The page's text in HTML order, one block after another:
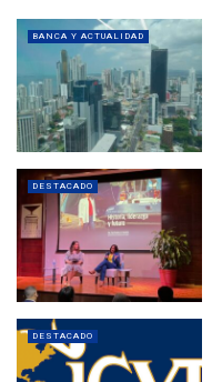
BANCA Y ACTUALIDAD
DESTACADO
DESTACADO